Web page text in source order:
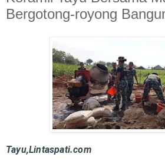
Bergotong-royong
Tayu,Lintaspati.com